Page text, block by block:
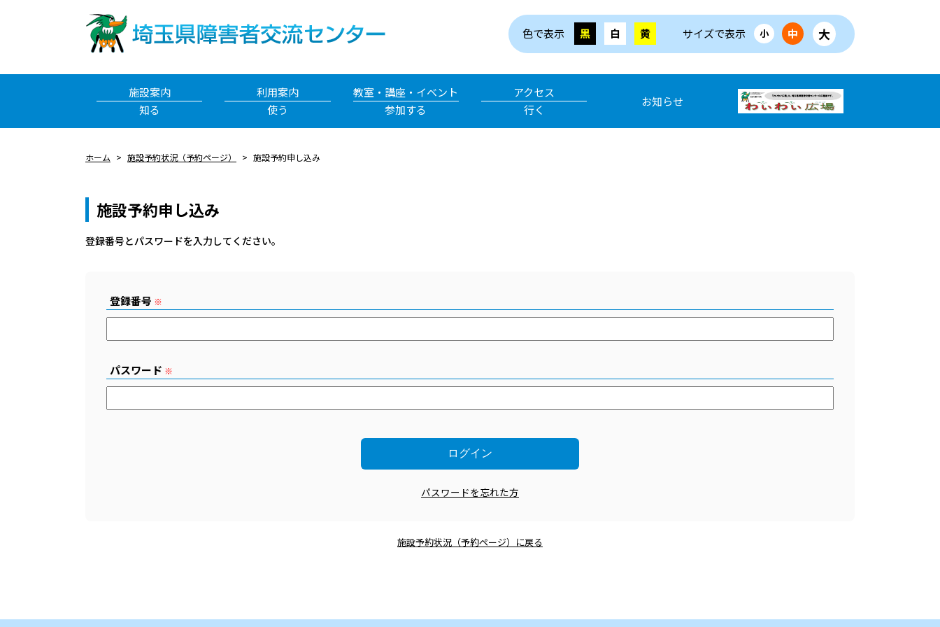
色で表示 黒 白 黄 サイズで表示 小 中 大
施設案内
知る
利用案内
使う
教室・講座・イベント
参加する
アクセス
行く
お知らせ
ホーム 施設予約状況（予約ページ） 施設予約申し込み
施設予約申し込み
登録番号とパスワードを⼊⼒してください。
登録番号 ※
パスワード ※
パスワードを忘れた方
施設予約状況（予約ページ）に戻る